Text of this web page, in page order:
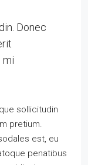
Donec
mi
sollicitudin
pretium.
est, eu
penatibus